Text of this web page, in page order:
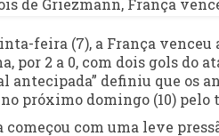
feira (7), a França
por 2 a 0, com dois gols do
antecipada” definiu que os
no próximo domingo (10)
começou com uma leve